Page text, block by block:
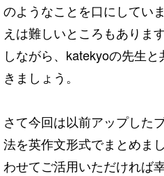
のようなことを口にしてい
えは難しいところもありま
しながら、katekyoの先生
きましょう。
さて今回は以前アップした
法を英作文形式でまとめま
わせてご活用いただければ幸